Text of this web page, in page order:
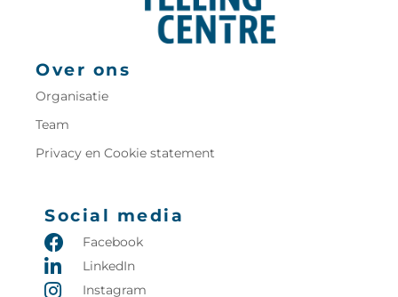
Over ons
Organisatie
Team
Privacy en Cookie statement
Social media
Facebook
LinkedIn
Instagram